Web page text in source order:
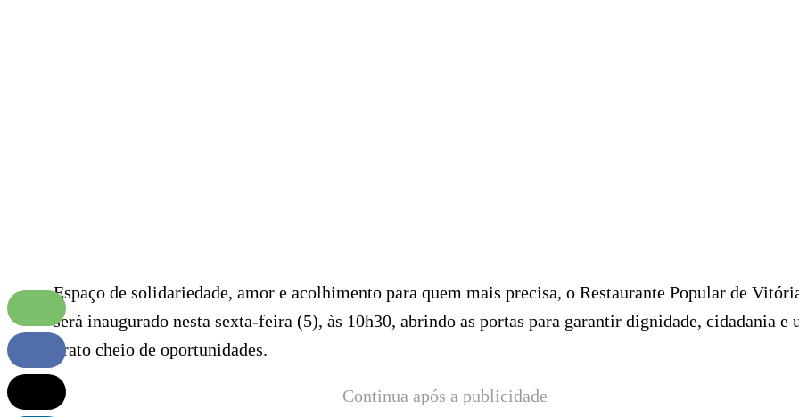
Espaço de solidariedade, amor e acolhimento para quem mais precisa, o Restaurante Popular de
será inaugurado nesta sexta-feira (5), às 10h30, abrindo as portas para garantir dignidade, cidadania e
prato cheio de oportunidades.
Continua após a publicidade